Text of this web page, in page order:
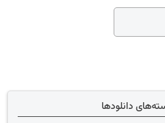
دانلودها